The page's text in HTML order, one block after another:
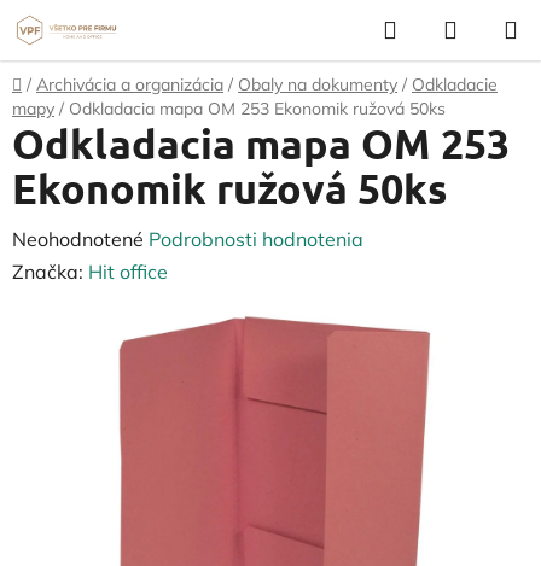
Prejsť
na
obsah
Hľadať
KOŠÍK
Domov
/ Archivácia a organizácia / Obaly na dokumenty / Odkladacie
mapy / Odkladacia mapa OM 253 Ekonomik ružová 50ks
Odkladacia mapa OM 253
Ekonomik ružová 50ks
Priemerné
hodnotenie
Neohodnotené Podrobnosti hodnotenia
Značka: Hit office